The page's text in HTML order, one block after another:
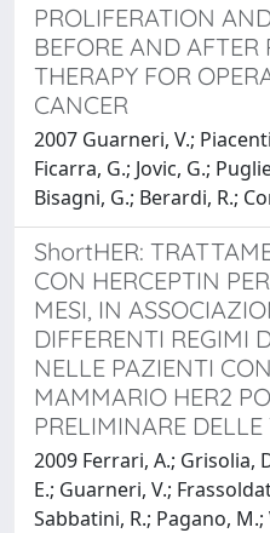
PROLIFERATION
BEFORE AND AFTER
THERAPY FOR
CANCER
2007 Guarneri, V.;
Ficarra, G.; Jovic, G.;
Bisagni, G.; Berardi, R.;
ShortHER:
CON HERCEPTIN
MESI, IN
DIFFERENTI REGIMI
NELLE PAZIENTI
MAMMARIO HER2
PRELIMINARE DELLE
2009 Ferrari, A.; Grisolia,
E.; Guarneri, V.;
Sabbatini, R.; Pagano, M.;